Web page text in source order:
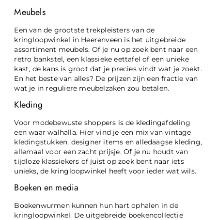
Meubels
Een van de grootste trekpleisters van de
kringloopwinkel in Heerenveen is het uitgebreide
assortiment meubels. Of je nu op zoek bent naar een
retro bankstel, een klassieke eettafel of een unieke
kast, de kans is groot dat je precies vindt wat je zoekt.
En het beste van alles? De prijzen zijn een fractie van
wat je in reguliere meubelzaken zou betalen.
Kleding
Voor modebewuste shoppers is de kledingafdeling
een waar walhalla. Hier vind je een mix van vintage
kledingstukken, designer items en alledaagse kleding,
allemaal voor een zacht prijsje. Of je nu houdt van
tijdloze klassiekers of juist op zoek bent naar iets
unieks, de kringloopwinkel heeft voor ieder wat wils.
Boeken en media
Boekenwurmen kunnen hun hart ophalen in de
kringloopwinkel. De uitgebreide boekencollectie